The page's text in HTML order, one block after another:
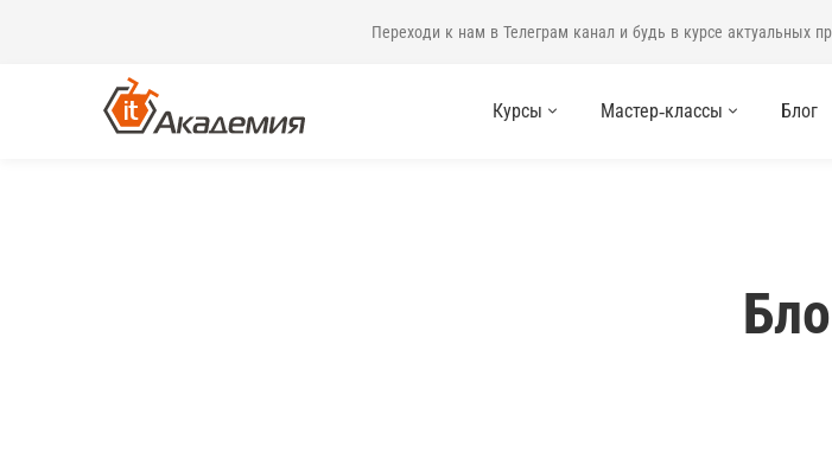
Переходи к нам в Телеграм канал и будь в курсе актуальных
Курсы Мастер-классы Блог